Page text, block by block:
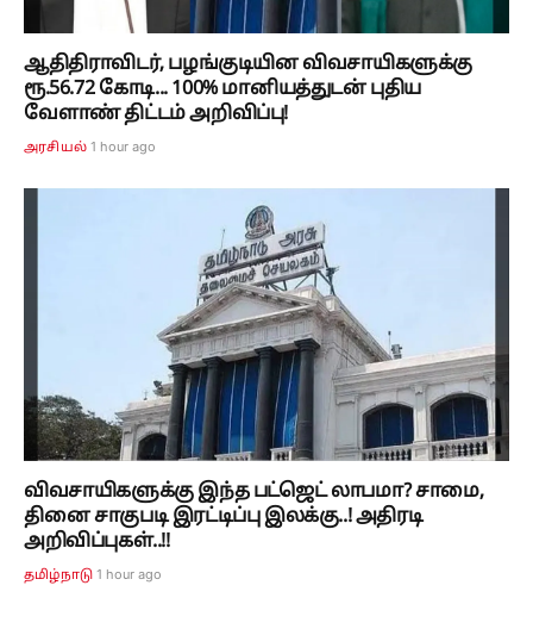
ஆதிதிராவிடர், பழங்குடியின விவசாயிகளுக்கு
ரூ.56.72 கோடி... 100% மானியத்துடன் புதிய
வேளாண் திட்டம் அறிவிப்பு!
அரசியல் 1 hour ago
விவசாயிகளுக்கு இந்த பட்ஜெட் லாபமா? சாமை,
தினை சாகுபடி இரட்டிப்பு இலக்கு..! அதிரடி
அறிவிப்புகள்..!!
தமிழ்நாடு 1 hour ago